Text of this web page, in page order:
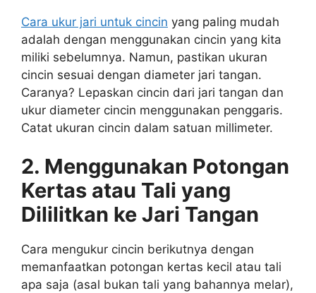
Cara ukur jari untuk cincin yang paling mudah
adalah dengan menggunakan cincin yang kita
miliki sebelumnya. Namun, pastikan ukuran
cincin sesuai dengan diameter jari tangan.
Caranya? Lepaskan cincin dari jari tangan dan
ukur diameter cincin menggunakan penggaris.
Catat ukuran cincin dalam satuan millimeter.
2. Menggunakan Potongan
Kertas atau Tali yang
Dililitkan ke Jari Tangan
Cara mengukur cincin berikutnya dengan
memanfaatkan potongan kertas kecil atau tali
apa saja (asal bukan tali yang bahannya melar),